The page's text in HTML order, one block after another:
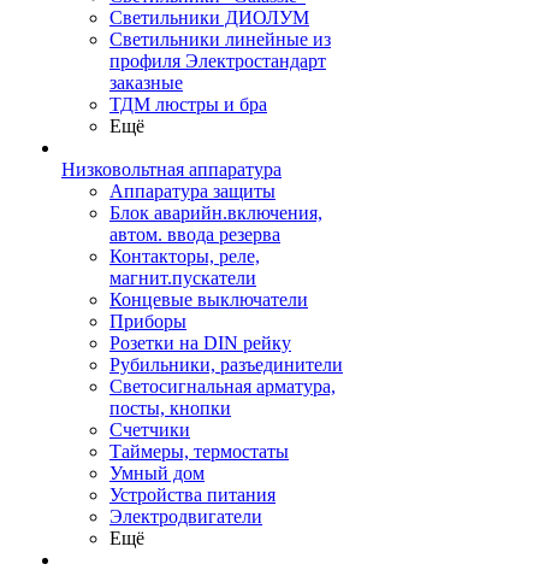
Светильники ДИОЛУМ
Светильники линейные из
профиля Электростандарт
заказные
ТДМ люстры и бра
Ещё
Низковольтная аппаратура
Аппаратура защиты
Блок аварийн.включения,
автом. ввода резерва
Контакторы, реле,
магнит.пускатели
Концевые выключатели
Приборы
Розетки на DIN рейку
Рубильники, разъединители
Светосигнальная арматура,
посты, кнопки
Счетчики
Таймеры, термостаты
Умный дом
Устройства питания
Электродвигатели
Ещё